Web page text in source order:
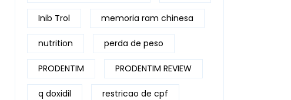
Inib Trol memoria ram chinesa
nutrition perda de peso
PRODENTIM PRODENTIM REVIEW
q doxidil restricao de cpf